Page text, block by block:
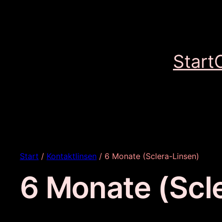
Start
Start / Kontaktlinsen / 6 Monate (Sclera-Linsen)
6 Monate